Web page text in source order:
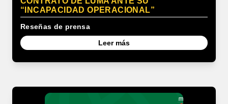
“INCAPACIDAD OPERACIONAL”
Reseñas de prensa
Leer más